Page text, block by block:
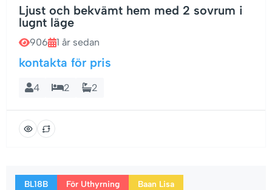
Ljust och bekvämt hem med 2 sovrum i
lugnt läge
906 1 år sedan
kontakta för pris
4 2 2
BL18B För Uthyrning Baan Lisa